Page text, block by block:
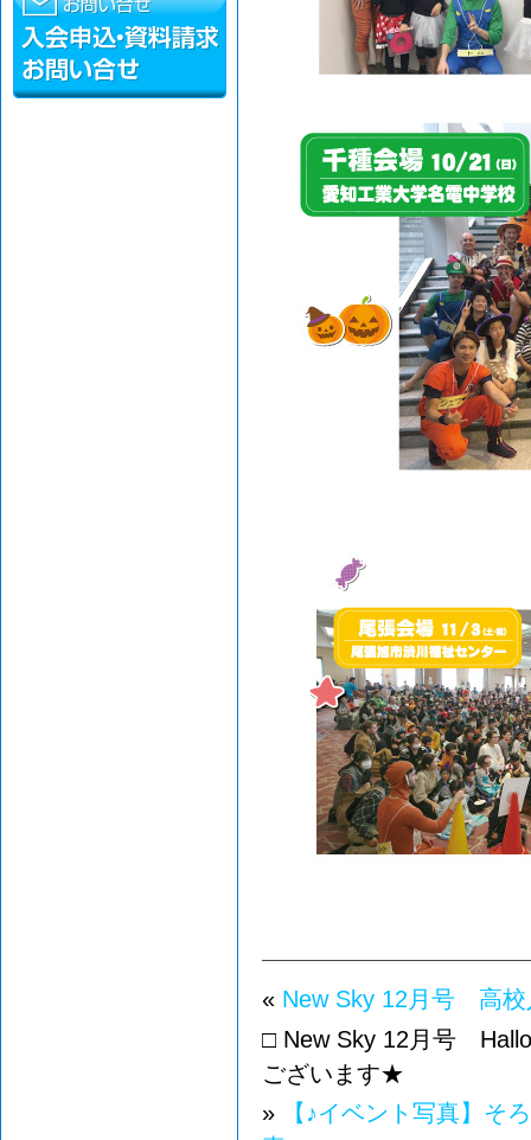
« New Sky 12月号 高校
□ New Sky 12月号
ございます★
»
【♪イベント写真】